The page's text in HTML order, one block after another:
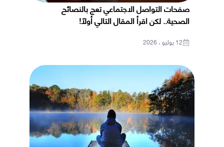
صفحات التواصل الاجتماعي تعج بالنصائح
الصحية.. لكن اقرأ المقال التالي أولًا!
12 يوليو ، 2026